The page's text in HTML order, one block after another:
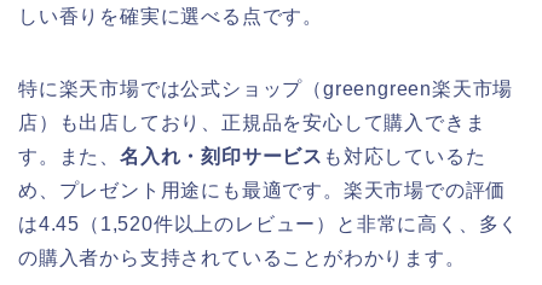
しい香りを確実に選べる点です。
特に楽天市場では公式ショップ（greengreen楽天市場
店）も出店しており、正規品を安心して購入できま
す。また、 名入れ・刻印サービス も対応しているた
め、プレゼント用途にも最適です。楽天市場での評価
は4.45（1,520件以上のレビュー）と非常に高く、多く
の購入者から支持されていることがわかります。